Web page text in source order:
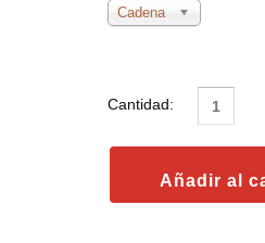
Cadena
Cantidad: